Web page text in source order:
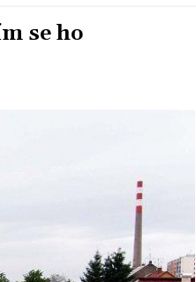
se ho